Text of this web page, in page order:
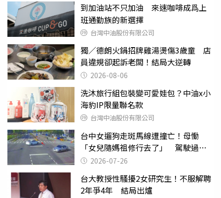
到加油站不只加油 來速咖啡成爲上
班通勤族的新選擇
台灣中油股份有限公司
獨／德朗火鍋招牌雞湯燙傷3歲童 店
員違規卻起訴老闆！結局大逆轉
2026-08-06
洗沐旅行組包裝變可愛娃包？中油x小
海豹IP限量聯名款
台灣中油股份有限公司
台中女遛狗走斑馬線遭撞亡！母慟
「女兒隨媽祖修行去了」 駕駛過失
致死判9月
2026-07-26
台大教授性騷擾2女研究生！不服解聘
2年爭4年 結局出爐